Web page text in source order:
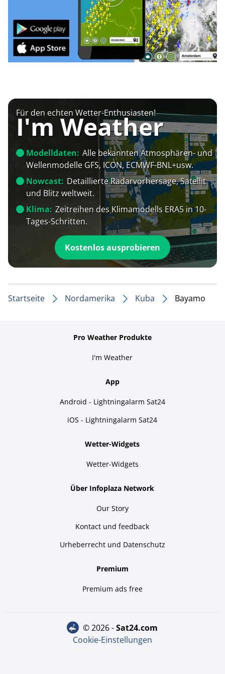
Für den echten Wetter-Enthusiasten!
I'm Weather
Modelldaten: Alle bekannten Atmosphären- und
Wellenmodelle GFS, ICON, ECMWF-BNL+usw.
Nowcast: Detaillierte Radarvorhersage, Satellit
und Blitz weltweit.
Klima: Zeitreihen des Klimamodells ERA5 in 10-
Tages-Schritten.
Kostenlos ausprobieren
Startseite Nordamerika Kuba Bayamo
Pro Weather Produkte
I'm Weather
App
Android - Lightningalarm Sat24
iOS - Lightningalarm Sat24
Wetter-Widgets
Wetter-Widgets
Über Infoplaza Network
Our Story
Kontact und feedback
Urheberrecht und Datenschutz
Premium
Premium ads free
© 2026 - sat24.com
Cookie-Einstellungen